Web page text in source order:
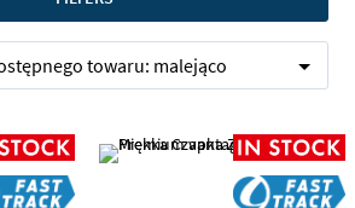
towaru: malejąco